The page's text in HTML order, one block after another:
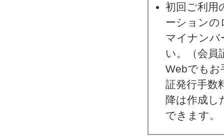
初回ご利用
ーションの
マイナンバ
い。（会員
Webでもお
証発行手数
降は作成し
できます。